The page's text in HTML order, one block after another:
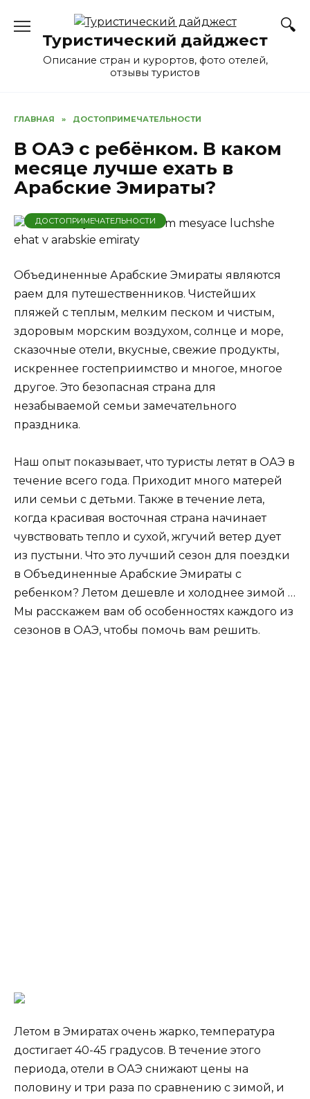
содержаниюТуристический дайджест
Описание стран и курортов, фото отелей,
отзывы туристов
ГЛАВНАЯ » ДОСТОПРИМЕЧАТЕЛЬНОСТИ
В ОАЭ с ребёнком. В каком
месяце лучше ехать в
Арабские Эмираты?
ДОСТОПРИМЕЧАТЕЛЬНОСТИ
Объединенные Арабские Эмираты являются
раем для путешественников. Чистейших
пляжей с теплым, мелким песком и чистым,
здоровым морским воздухом, солнце и море,
сказочные отели, вкусные, свежие продукты,
искреннее гостеприимство и многое, многое
другое. Это безопасная страна для
незабываемой семьи замечательного
праздника.
Наш опыт показывает, что туристы летят в ОАЭ в
течение всего года. Приходит много матерей
или семьи с детьми. Также в течение лета,
когда красивая восточная страна начинает
чувствовать тепло и сухой, жгучий ветер дует
из пустыни. Что это лучший сезон для поездки
в Объединенные Арабские Эмираты с
ребенком? Летом дешевле и холоднее зимой …
Мы расскажем вам об особенностях каждого из
сезонов в ОАЭ, чтобы помочь вам решить.
Летом в Эмиратах очень жарко, температура
достигает 40-45 градусов. В течение этого
периода, отели в ОАЭ снижают цены на
половину и три раза по сравнению с зимой, и